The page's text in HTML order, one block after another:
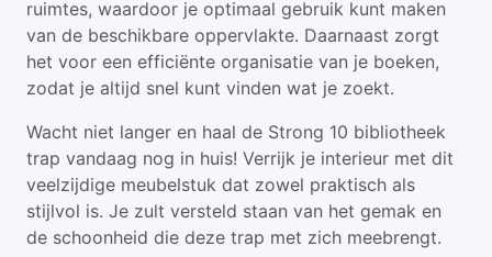
ruimtes, waardoor je optimaal gebruik kunt maken
van de beschikbare oppervlakte. Daarnaast zorgt
het voor een efficiënte organisatie van je boeken,
zodat je altijd snel kunt vinden wat je zoekt.
Wacht niet langer en haal de Strong 10 bibliotheek
trap vandaag nog in huis! Verrijk je interieur met dit
veelzijdige meubelstuk dat zowel praktisch als
stijlvol is. Je zult versteld staan van het gemak en
de schoonheid die deze trap met zich meebrengt.